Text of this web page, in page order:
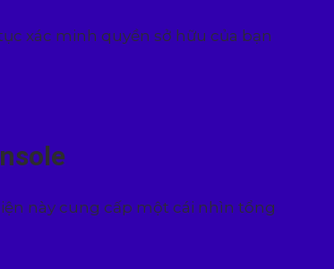
xác minh quyền sở hữu của bạn
này cung cấp một cái nhìn tổng